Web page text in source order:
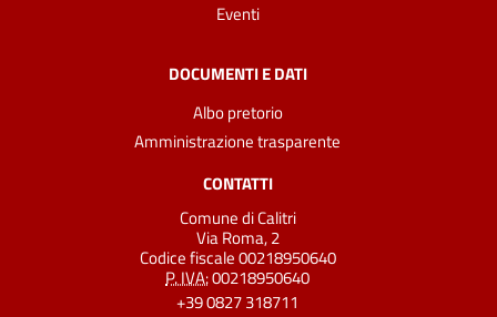
Eventi
DOCUMENTI E DATI
Albo pretorio
Amministrazione trasparente
CONTATTI
Comune di Calitri
Via Roma, 2
Codice fiscale 00218950640
P. IVA:00218950640
+39 0827 318711